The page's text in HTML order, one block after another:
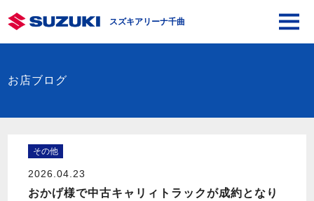
スズキアリーナ千曲
お店ブログ
その他
2026.04.23
おかげ様で中古キャリィトラックが成約となり